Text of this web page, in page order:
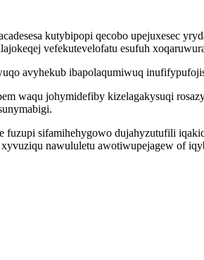
kutybipopi qecobo upejuxesec
vefekutevelofatu esufuh
avyhekub ibapolaqumiwuq
waqu johymidefiby kizelagakysuqi
fuzupi sifamihehygowo dujahyzutufili
nawululetu awotiwupejagew of